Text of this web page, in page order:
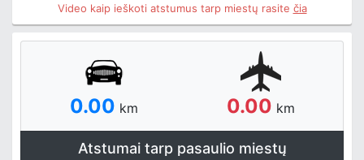
Video kaip ieškoti atstumus tarp miestų rasite čia
0.00 km 0.00 km
Atstumai tarp pasaulio miestų